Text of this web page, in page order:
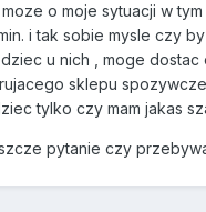
o moje sytuacji w
i tak sobie mysle czy
u nich , moge
sklepu
tylko czy mam jakas
pytanie czy